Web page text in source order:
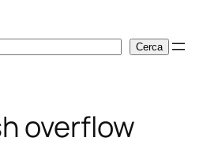
Cerca
overflow